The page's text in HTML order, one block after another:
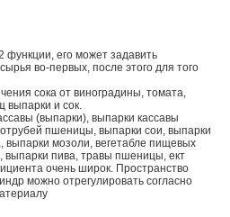
функции, его может задавить
во-первых, после этого для того
сока от виноградины, томата,
выпарки и сок.
(выпарки), выпарки кассавы
пшеницы, выпарки сои, выпарки
выпарки мозоли, вегетабле пищевых
выпарки пива, травы пшеницы, ект
очень широк. Пространство
можно отрегулировать согласно